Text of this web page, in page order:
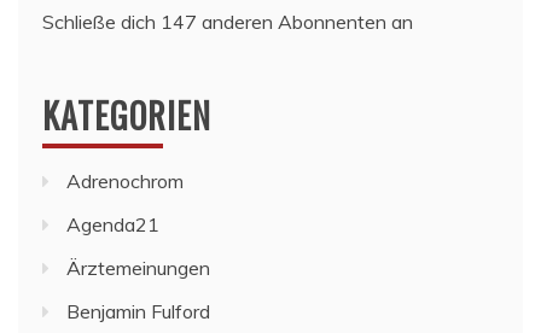
Schließe dich 147 anderen Abonnenten an
KATEGORIEN
Adrenochrom
Agenda21
Ärztemeinungen
Benjamin Fulford